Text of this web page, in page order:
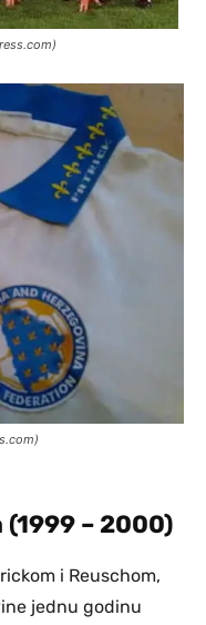
– 2000)
i Reuschom,
jednu godinu